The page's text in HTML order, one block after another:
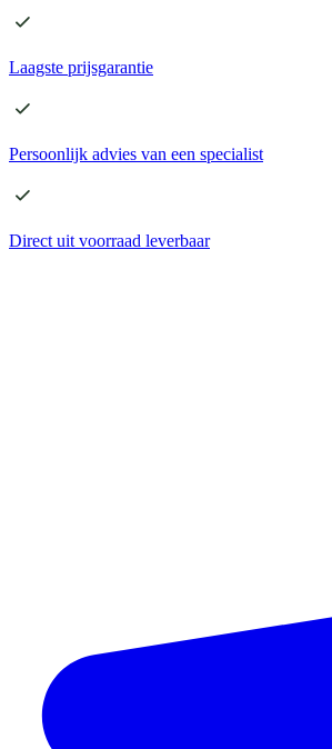
Laagste prijsgarantie
Persoonlijk advies van een specialist
Direct uit voorraad leverbaar